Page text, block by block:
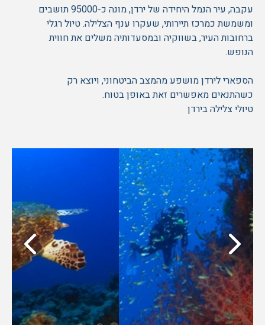
עקבה, עיר הנמל היחידה של ירדן, מונה כ-95000 תושבים
ומשמשת כמרכז תיירותי, שעקרו ענף הצלילה. טיול רגלי
ברחובות העיר, בשווקיה ובמסעדותיה משלים את חווית
הנופש.
הספארי לירדן מושפע מהמצב הביטחוני, ויוצא רק
כשהתנאים מאפשרים זאת באופן בטוח.
טיולי צלילה בירדן